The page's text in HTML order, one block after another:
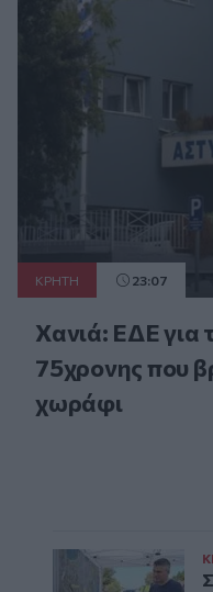
ΚΡΗΤΗ 23:07
Χανιά: ΕΔΕ για
75χρονης που
χωράφι